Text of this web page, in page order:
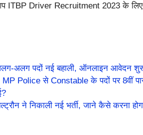
ITBP Driver Recruitment 2023 के
अलग पदों नई बहाली, ऑनलाइन आवेदन
Police से Constable के पदों पर 8वीं
ने निकाली नई भर्ती, जाने कैसे करना